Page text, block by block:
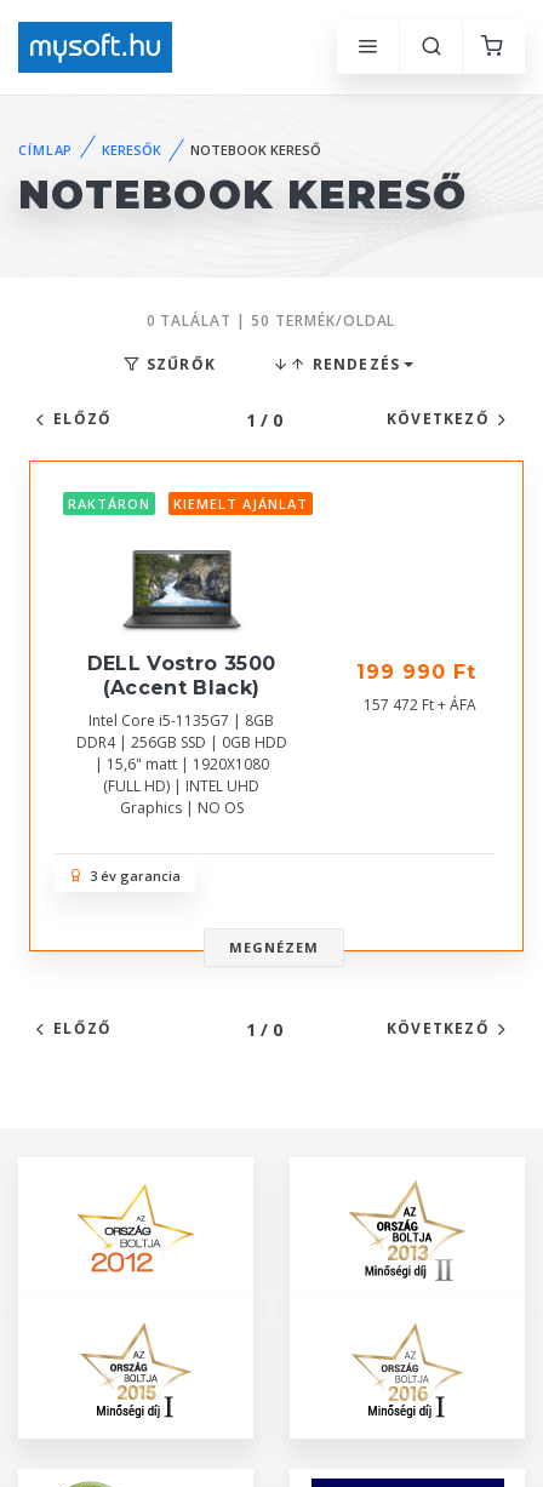
CÍMLAP KERESŐK NOTEBOOK KERESŐ
NOTEBOOK KERESŐ
0 TALÁLAT | 50 TERMÉK/OLDAL
SZŰRŐK RENDEZÉS
ELŐZŐ 1 / 0 KÖVETKEZŐ
RAKTÁRON KIEMELT AJÁNLAT
DELL Vostro 3500
(Accent Black)
Intel Core i5-1135G7 | 8GB
DDR4 | 256GB SSD | 0GB HDD
| 15,6" matt | 1920X1080
(FULL HD) | INTEL UHD
Graphics | NO OS
199 990 Ft
157 472 Ft + ÁFA
3 év garancia
MEGNÉZEM
ELŐZŐ 1 / 0 KÖVETKEZŐ